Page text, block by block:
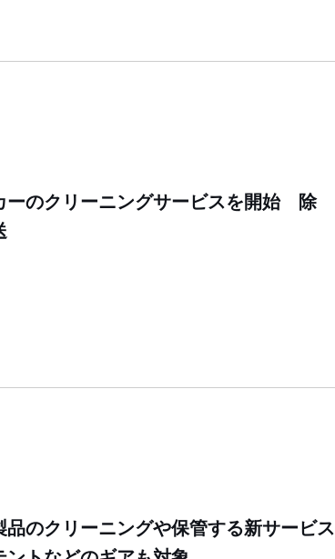
ーのクリーニングサービスを開始 除
のクリーニングや保管する新サービス